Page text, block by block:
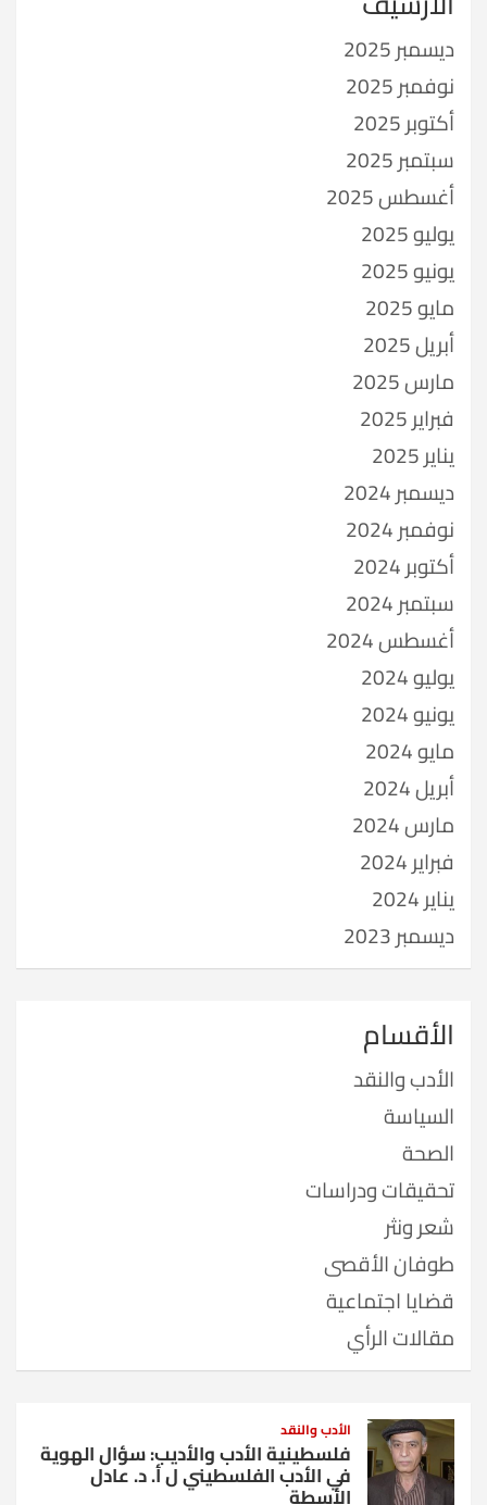
ديسمبر 2025
نوفمبر 2025
أكتوبر 2025
سبتمبر 2025
أغسطس 2025
يوليو 2025
يونيو 2025
مايو 2025
أبريل 2025
مارس 2025
فبراير 2025
يناير 2025
ديسمبر 2024
نوفمبر 2024
أكتوبر 2024
سبتمبر 2024
أغسطس 2024
يوليو 2024
يونيو 2024
مايو 2024
أبريل 2024
مارس 2024
فبراير 2024
يناير 2024
ديسمبر 2023
الأقسام
الأدب والنقد
السياسة
الصحة
تحقيقات ودراسات
شعر ونثر
طوفان الأقصى
قضايا اجتماعية
مقالات الرأي
الأدب والنقد
فلسطينية الأدب والأديب: سؤال الهوية
في الأدب الفلسطيني ل أ. د. عادل
الأسطة